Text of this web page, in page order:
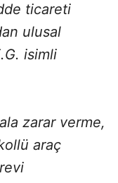
ticareti
ulusal
isimli
zarar verme,
araç